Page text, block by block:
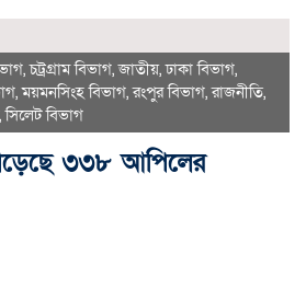
,চট্রগ্রাম বিভাগ,জাতীয়,ঢাকা বিভাগ,
,ময়মনসিংহ বিভাগ,রংপুর বিভাগ,রাজনীতি,
,সিলেট বিভাগ
৩৩৮ আপিলের